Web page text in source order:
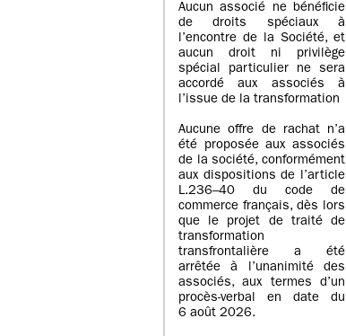
Aucun associé ne bénéficie
de droits spéciaux à
l’encontre de la Société, et
aucun droit ni privilège
spécial particulier ne sera
accordé aux associés à
l’issue de la transformation
Aucune offre de rachat n’a
été proposée aux associés
de la société, conformément
aux dispositions de l’article
L.236–40 du code de
commerce français, dès lors
que le projet de traité de
transformation
transfrontalière a été
arrêtée à l’unanimité des
associés, aux termes d’un
procès-verbal en date du
6 août 2026.